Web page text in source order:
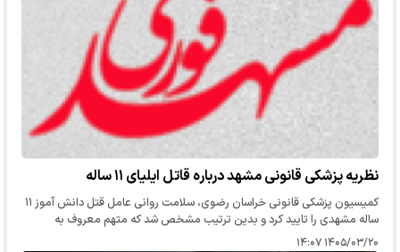
نظریه پزشکی قانونی مشهد درباره قاتل ایلیای ۱۱ ساله
کمیسیون پزشکی قانونی خراسان رضوی، سلامت روانی عامل قتل دانش آموز ۱۱
ساله مشهدی را تایید کرد و بدین ترتیب مشخص شد که متهم معروف به
«شغال کثیف»، جنون ندارد.
۱۴۰۵/۰۳/۲۰ ۱۴:۰۷